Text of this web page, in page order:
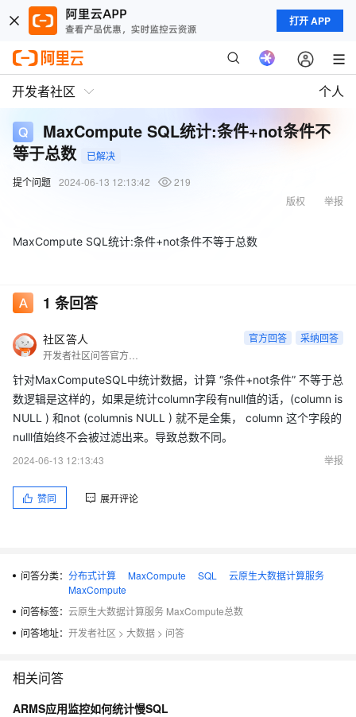
打开 APP
开发者社区 个人
MaxCompute SQL统计:条件+not条件不
等于总数
已解决
提个问题 2024-06-13 12:13:42
219
举报
版权
MaxCompute SQL统计:条件+not条件不等于总数
1 条回答
社区答人 官方回答 采纳回答
针对MaxComputeSQL中统计数据，计算 “条件+not条件” 不等于总
数逻辑是这样的，如果是统计column字段有null值的话，(column is
NULL ) 和not (columnis NULL ) 就不是全集， column 这个字段的
nulll值始终不会被过滤出来。导致总数不同。
2024-06-13 12:13:43
举报
赞同 展开评论
问答分类： 分布式计算 MaxCompute SQL
云原生大数据计算服务
MaxCompute
问答标签： 云原生大数据计算服务 MaxCompute总数
问答地址： 开发者社区 > 大数据 > 问答
相关问答
ARMS应用监控如何统计慢SQL